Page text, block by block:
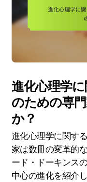
進化心理学
のための専
か？
進化心理学に関す
家は数冊の変革的
ード・ドーキンス
中心の進化を紹介